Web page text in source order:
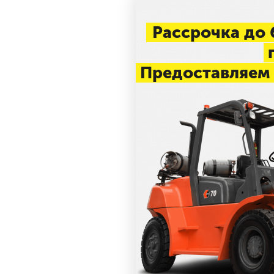
Рассрочка до